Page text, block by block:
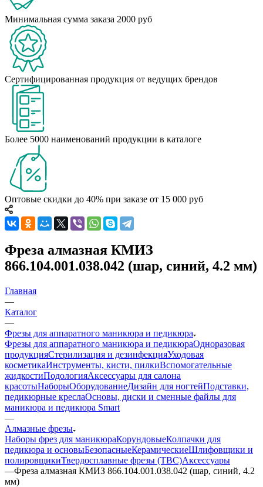
Минимальная сумма заказа 2000 руб
Сертифицированная продукция от ведущих брендов
Более 5000 наименований продукции в каталоге
Оптовые скидки до 40% при заказе от 15 000 руб
Фреза алмазная КМИЗ
866.104.001.038.042 (шар, синий, 4.2 мм)
Главная
—
Каталог
—
Фрезы для аппаратного маникюра и педикюра
Фрезы для аппаратного маникюра и педикюраОдноразовая
продукцияСтерилизация и дезинфекцияУходовая
косметикаИнструменты, кисти, пилкиВспомогательные
жидкостиПодологияАксессуары для салона
красотыНаборыОборудованиеДизайн для ногтейПодставки,
педикюрные креслаОсновы, диски и сменные файлы для
маникюра и педикюра Smart
—
Алмазные фрезы
Наборы фрез для маникюраКорундовыеКолпачки для
педикюра и основыБезопасныеКерамическиеШлифовщики и
полировщикиТвердосплавные фрезы (ТВС)Аксессуары
—Фреза алмазная КМИЗ 866.104.001.038.042 (шар, синий, 4.2
мм)